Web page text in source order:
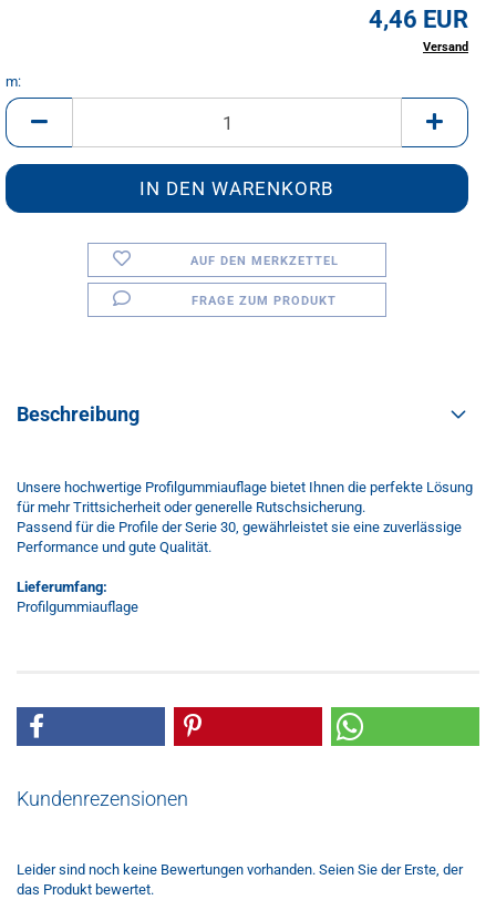
4,46 EUR
Versand
m:
m
AUF DEN MERKZETTEL
FRAGE ZUM PRODUKT
Beschreibung
Unsere hochwertige Profilgummiauflage bietet Ihnen die perfekte Lösung
für mehr Trittsicherheit oder generelle Rutschsicherung.
Passend für die Profile der Serie 30, gewährleistet sie eine zuverlässige
Performance und gute Qualität.
Lieferumfang:
Profilgummiauflage
Kundenrezensionen
Leider sind noch keine Bewertungen vorhanden. Seien Sie der Erste, der
das Produkt bewertet.